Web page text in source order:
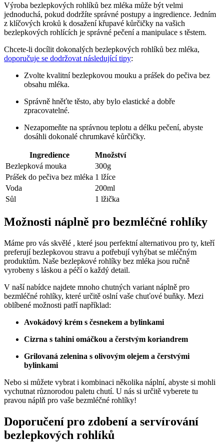
Výroba bezlepkových rohlíků bez ⁢mléka může být velmi
‌jednoduchá, pokud dodržíte⁢ správné postupy a ingredience. Jedním
z klíčových kroků k dosažení křupavé kůrčičky ⁤na ⁤vašich
bezlepkových rohlících je správné pečení​ a manipulace s těstem.
Chcete-li docílit dokonalých bezlepkových⁤ rohlíků bez mléka,
doporučuje se dodržovat následující tipy:
Zvolte kvalitní ​bezlepkovou⁣ mouku a prášek do pečiva⁣ bez
obsahu mléka.
Správně hněťte těsto, aby bylo elastické a dobře
‍zpracovatelné.
Nezapomeňte na správnou ⁢teplotu a délku pečení, abyste
dosáhli dokonalé chrumkavé kůrčičky.
Ingredience
Množství
Bezlepková mouka
300g
Prášek‍ do pečiva ⁢bez mléka 1 lžíce
Voda
200ml
Sůl
1 lžička
Možnosti náplně pro bezmléčné rohlíky
Máme pro vás skvělé ‌, které jsou perfektní alternativou pro ty, kteří
preferují bezlepkovou ‍stravu a potřebují vyhýbat se mléčným‌
produktům. Naše bezlepkové rohlíky bez mléka jsou ručně⁢
vyrobeny⁢ s ⁤láskou a péčí o každý detail.
V ⁢naší nabídce najdete mnoho chutných variant náplně pro
bezmléčné‌ rohlíky, které určitě oslní vaše chuťové buňky. Mezi
oblíbené možnosti patří například:
Avokádový krém s česnekem a bylinkami
Cizrna s tahini⁣ omáčkou a čerstvým ​koriandrem
Grilovaná ⁤zelenina s olivovým olejem a čerstvými
bylinkami
Nebo ⁤si můžete vybrat i kombinaci několika náplní, abyste ​si mohli
vychutnat ⁣různorodou ​paletu chutí. U nás si určitě vyberete tu
⁣pravou náplň​ pro vaše bezmléčné rohlíky!
Doporučení pro zdobení a servírování
bezlepkových ‍rohlíků